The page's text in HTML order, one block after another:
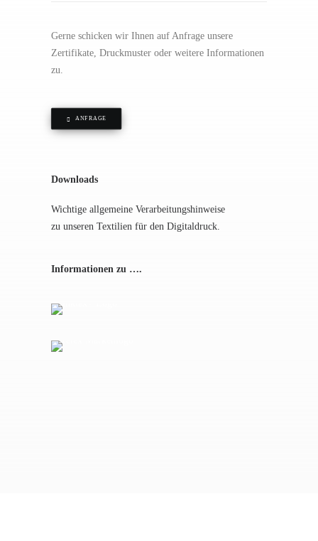
Gerne schicken wir Ihnen auf Anfrage unsere
Zertifikate, Druckmuster oder weitere Informationen
zu.
ANFRAGE
Downloads
Wichtige allgemeine Verarbeitungshinweise
zu unseren Textilien für den Digitaldruck.
Informationen zu ….